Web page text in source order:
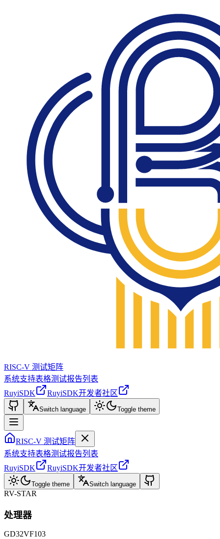
RISC-V 测试矩阵
系统支持表格测试报告列表
RuyiSDK
RuyiSDK开发者社区
Switch language Toggle theme
RISC-V 测试矩阵
系统支持表格测试报告列表
RuyiSDK
RuyiSDK开发者社区
Toggle theme Switch language
RV-STAR
处理器
GD32VF103